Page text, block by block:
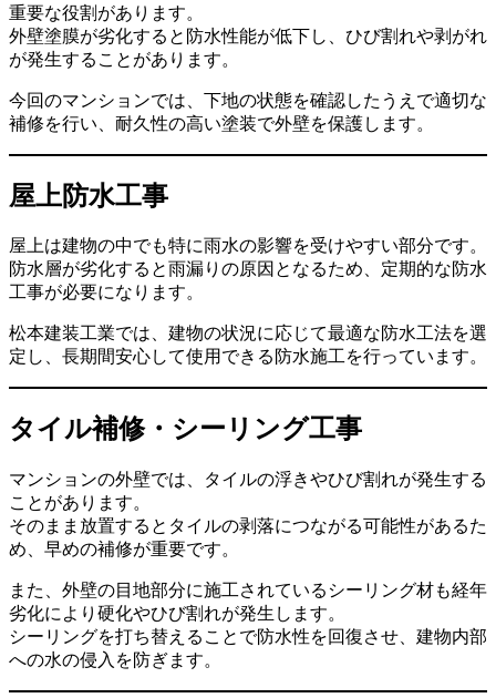
重要な役割があります。
外壁塗膜が劣化すると防水性能が低下し、ひび割れや剥がれ
が発生することがあります。
今回のマンションでは、下地の状態を確認したうえで適切な
補修を行い、耐久性の高い塗装で外壁を保護します。
屋上防水工事
屋上は建物の中でも特に雨水の影響を受けやすい部分です。
防水層が劣化すると雨漏りの原因となるため、定期的な防水
工事が必要になります。
松本建装工業では、建物の状況に応じて最適な防水工法を選
定し、長期間安心して使用できる防水施工を行っています。
タイル補修・シーリング工事
マンションの外壁では、タイルの浮きやひび割れが発生する
ことがあります。
そのまま放置するとタイルの剥落につながる可能性があるた
め、早めの補修が重要です。
また、外壁の目地部分に施工されているシーリング材も経年
劣化により硬化やひび割れが発生します。
シーリングを打ち替えることで防水性を回復させ、建物内部
への水の侵入を防ぎます。